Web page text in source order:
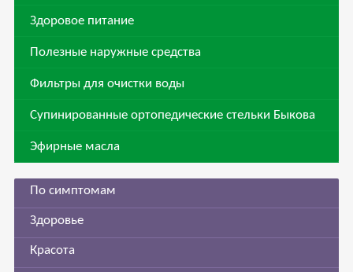
Здоровое питание
Полезные наружные средства
Фильтры для очистки воды
Супинированные ортопедические стельки Быкова
Эфирные масла
По симптомам
Здоровье
Красота